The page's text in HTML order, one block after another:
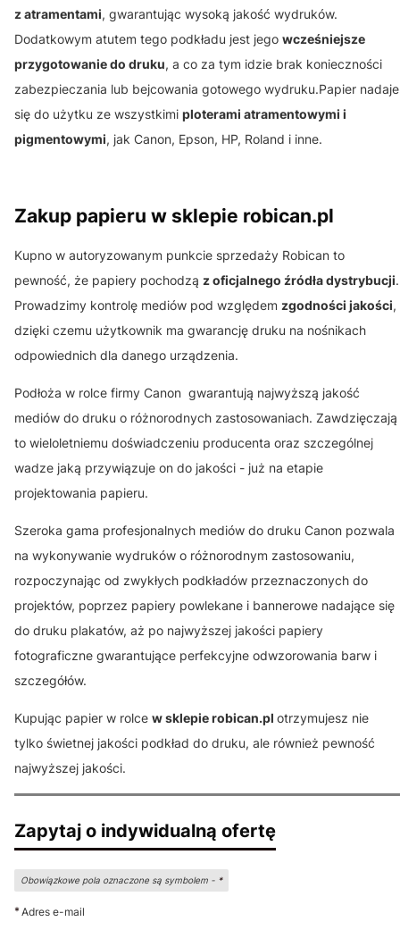
z atramentami, gwarantując wysoką jakość wydruków.
Dodatkowym atutem tego podkładu jest jego wcześniejsze
przygotowanie do druku, a co za tym idzie brak konieczności
zabezpieczania lub bejcowania gotowego wydruku.Papier nadaje
się do użytku ze wszystkimi ploterami atramentowymi i
pigmentowymi, jak Canon, Epson, HP, Roland i inne.
Zakup papieru w sklepie robican.pl
Kupno w autoryzowanym punkcie sprzedaży Robican to
pewność, że papiery pochodzą z oficjalnego źródła dystrybucji.
Prowadzimy kontrolę mediów pod względem zgodności jakości,
dzięki czemu użytkownik ma gwarancję druku na nośnikach
odpowiednich dla danego urządzenia.
Podłoża w rolce firmy Canon gwarantują najwyższą jakość
mediów do druku o różnorodnych zastosowaniach. Zawdzięczają
to wieloletniemu doświadczeniu producenta oraz szczególnej
wadze jaką przywiązuje on do jakości - już na etapie
projektowania papieru.
Szeroka gama profesjonalnych mediów do druku Canon pozwala
na wykonywanie wydruków o różnorodnym zastosowaniu,
rozpoczynając od zwykłych podkładów przeznaczonych do
projektów, poprzez papiery powlekane i bannerowe nadające się
do druku plakatów, aż po najwyższej jakości papiery
fotograficzne gwarantujące perfekcyjne odwzorowania barw i
szczegółów.
Kupując papier w rolce w sklepie robican.pl otrzymujesz nie
tylko świetnej jakości podkład do druku, ale również pewność
najwyższej jakości.
Zapytaj o indywidualną ofertę
Obowiązkowe pola oznaczone są symbolem - *
*Adres e-mail